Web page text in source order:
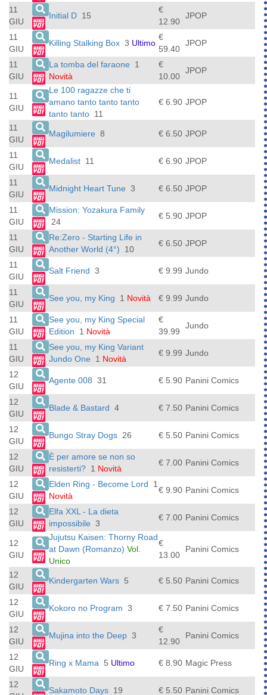
11
GIU
Initial D 15
€
12.90
JPOP
11
GIU
Killing Stalking Box 3 Ultimo
€
59.40
JPOP
11
GIU
La tomba del faraone
1
Novità
€
10.00
JPOP
11
GIU
Le 100 ragazze che ti
amano tanto tanto tanto
tanto tanto 11
€ 6.90 JPOP
11
GIU
Magilumiere 8 € 6.50 JPOP
11
GIU
Medalist 11 € 6.90 JPOP
11
GIU
Midnight Heart Tune 3 € 6.50 JPOP
11
GIU
Mission: Yozakura Family
24
€ 5.90 JPOP
11
GIU
Re:Zero - Starting Life in
Another World (4°)
10
€ 6.50 JPOP
11
GIU
Salt Friend 3 € 9.99 Jundo
11
GIU
See you, my King 1 Novità € 9.99 Jundo
11
GIU
See you, my King Special
Edition
1 Novità
€
39.99
Jundo
11
GIU
See you, my King Variant
Jundo One
1 Novità
€ 9.99 Jundo
12
GIU
Agente 008 31 € 5.90 Panini Comics
12
GIU
Blade & Bastard 4 € 7.50 Panini Comics
12
GIU
Bungo Stray Dogs 26 € 5.50 Panini Comics
12
GIU
È per amore se non so
resisterti? 1 Novità
€ 7.00 Panini Comics
12
GIU
Elden Ring - Become Lord
1
Novità
€ 9.90 Panini Comics
12
GIU
Elfa XXL - La dieta
impossibile 3
€ 7.00 Panini Comics
12
GIU
Jujutsu Kaisen: Thorny Road
at Dawn (Romanzo) Vol.
Unico
€
13.00
Panini Comics
12
GIU
Kindergarten Wars 5 € 5.50 Panini Comics
12
GIU
Kokoro no Program 3 € 7.50 Panini Comics
12
GIU
Mujina into the Deep 3
€
12.90
Panini Comics
12
GIU
Ring x Mama 5 Ultimo € 8.90 Magic Press
12
Sakamoto Days 19 € 5.50 Panini Comics